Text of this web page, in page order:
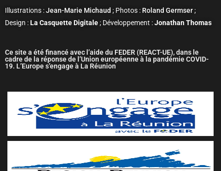
Illustrations :Jean-Marie Michaud ; Photos : Roland Germser;
Design :La Casquette Digitale; Développement :Jonathan Thomas
Ce site a été financé avec l’aide du FEDER (REACT-UE), dans le
cadre de la réponse de l’Union européenne à la pandémie COVID-
19. L’Europe s’engage à La Réunion